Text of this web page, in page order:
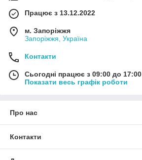
Працює з 13.12.2022
м. Запоріжжя
Запоріжжя, Україна
Контакти
Сьогодні працює з 09:00 до 17:00
Показати весь графік роботи
Про нас
Контакти